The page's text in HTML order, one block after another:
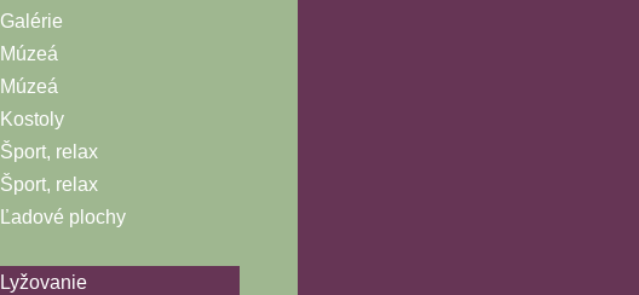
Galérie
Múzeá
Múzeá
Kostoly
Šport, relax
Šport, relax
Ľadové plochy
Lyžovanie